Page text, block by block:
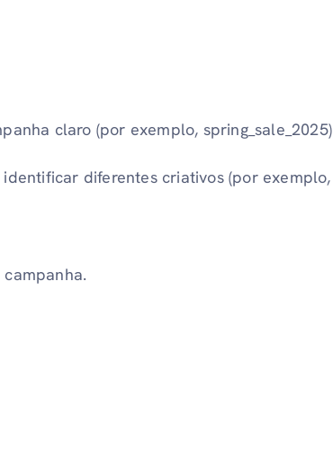
claro (por exemplo, spring_sale_2025)
diferentes criativos (por exemplo,